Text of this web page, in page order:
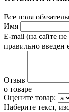
Все поля
Имя
E-mail (на сайте не
правильно введен
Отзыв
о товаре
Оцените товар:
Наберите текст,